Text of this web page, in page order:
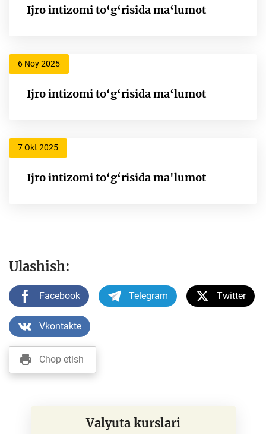
Ijro intizomi to‘g‘risida ma‘lumot
6 Noy 2025
Ijro intizomi to‘g‘risida ma‘lumot
7 Okt 2025
Ijro intizomi to‘g‘risida ma'lumot
Ulashish:
Facebook Telegram Twitter
Vkontakte
Chop etish
Valyuta kurslari